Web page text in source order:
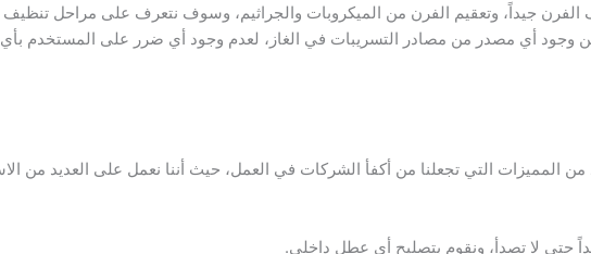
الفرن جيداً، وتعقيم الفرن من الميكروبات والجراثيم، وسوف نتعرف على مراحل تنظيف
وجود أي مصدر من مصادر التسريبات في الغاز، لعدم وجود أي ضرر على المستخدم
من المميزات التي تجعلنا من أكفأ الشركات في العمل، حيث أننا نعمل على العديد من
حتى لا تصدأ، ونقوم بتصليح أي عطل داخلي.